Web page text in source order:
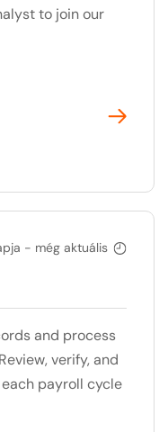
to join our
- még aktuális
and process
verify, and
payroll cycle